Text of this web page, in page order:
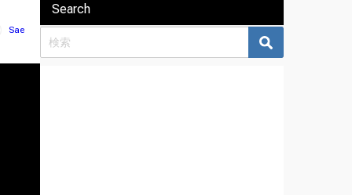
Sae
Search